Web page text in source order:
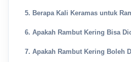
5. Berapa Kali Keramas untuk
6. Apakah Rambut Kering Bisa
7. Apakah Rambut Kering Boleh